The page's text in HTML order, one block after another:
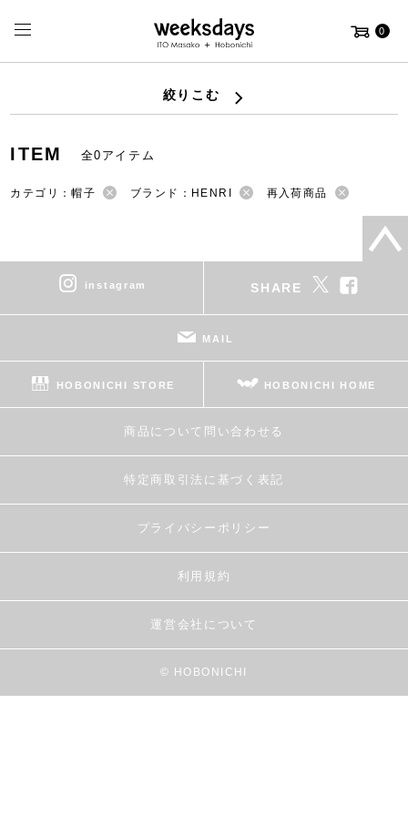
0
絞りこむ
ITEM 全0アイテム
カテゴリ：帽子 ブランド：HENRI 再入荷商品
instagram SHARE
MAIL
HOBONICHI STORE HOBONICHI HOME
商品について問い合わせる
特定商取引法に基づく表記
プライバシーポリシー
利用規約
運営会社について
© HOBONICHI